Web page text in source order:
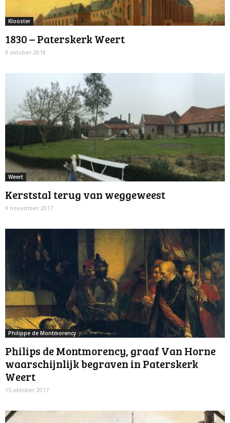
Klooster
1830 – Paterskerk Weert
9 oktober 2018
Weert
Kerststal terug van weggeweest
9 november 2017
Philippe de Montmorency
Philips de Montmorency, graaf Van Horne
waarschijnlijk begraven in Paterskerk
Weert
15 oktober 2017